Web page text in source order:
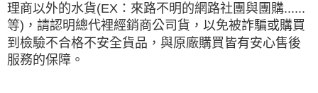
理商以外的水貨(EX：來路不明的網路社團與團購......
等)，請認明總代裡經銷商公司貨，以免被詐騙或購買
到檢驗不合格不安全貨品，與原廠購買皆有安心售後
服務的保障。